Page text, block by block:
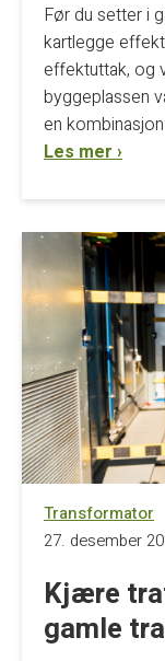
Før du setter i
kartlegge
effektuttak, og
byggeplassen
en
Les mer ›
Transformator
27. desember
Kjære
gamle